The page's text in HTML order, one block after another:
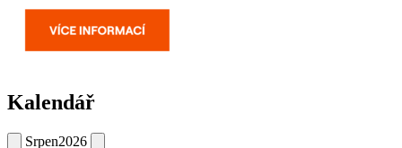
Kalendář
Srpen2026